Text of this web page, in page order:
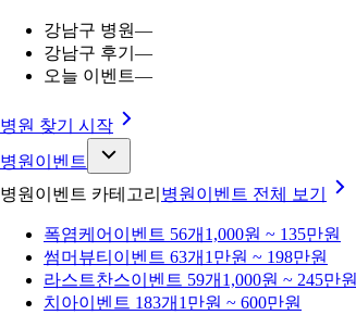
강남구 병원—
강남구 후기 —
오늘 이벤트—
병원 찾기 시작
병원이벤트
병원이벤트 카테고리 병원이벤트 전체 보기
폭염케어 이벤트 56개 1,000원 ~ 135만원
썸머뷰티 이벤트 63개 1만원 ~ 198만원
라스트찬스이벤트 59개 1,000원 ~ 245만원
치아이벤트 183개 1만원 ~ 600만원